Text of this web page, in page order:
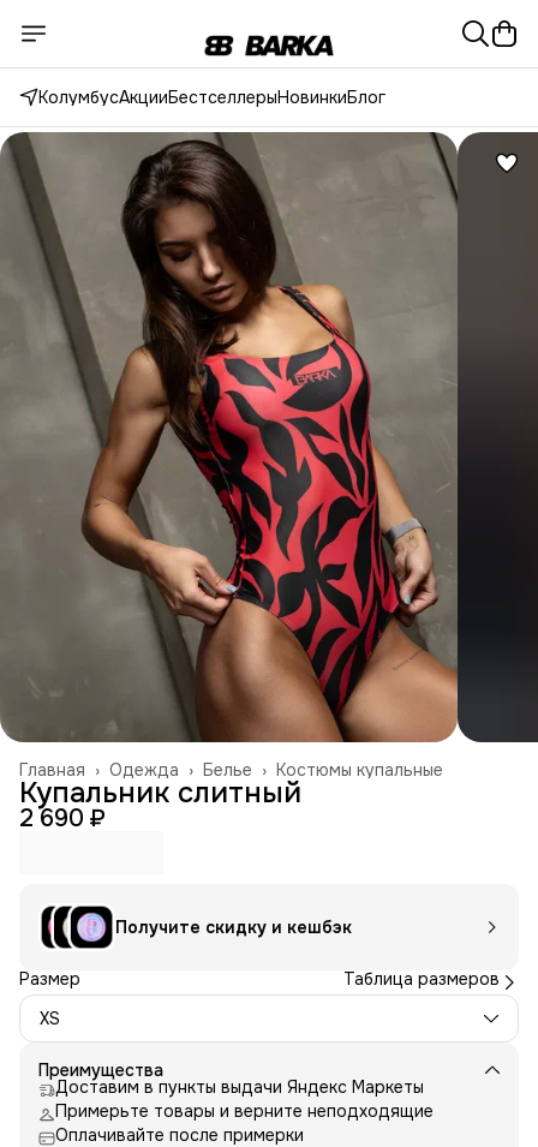
КолумбусАкцииБестселлерыНовинкиБлог
Костюмы купальные
Белье ›
Одежда ›
Главная ›
Купальник слитный
2 690 ₽
Получите скидку и кешбэк
Размер
Таблица размеров
XS
Преимущества
Доставим в пункты выдачи Яндекс Маркеты
Примерьте товары и верните неподходящие
Оплачивайте после примерки